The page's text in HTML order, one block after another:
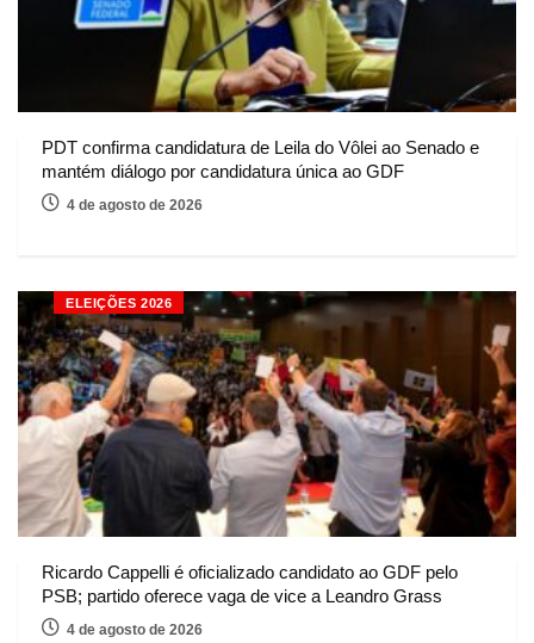
PDT confirma candidatura de Leila do Vôlei ao Senado e
mantém diálogo por candidatura única ao GDF
4 de agosto de 2026
ELEIÇÕES 2026
Ricardo Cappelli é oficializado candidato ao GDF pelo
PSB; partido oferece vaga de vice a Leandro Grass
4 de agosto de 2026